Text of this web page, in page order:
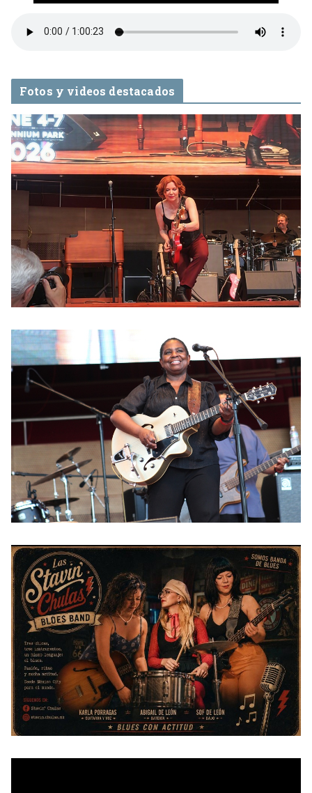
Fotos y videos destacados